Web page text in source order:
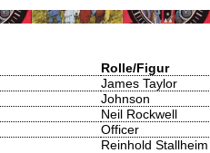
Rolle/Figur
James Taylor
Johnson
Neil Rockwell
Officer
Reinhold Stallheim